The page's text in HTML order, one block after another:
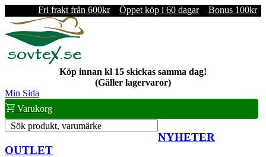
Fri frakt från 600kr Öppet köp i 60 dagar Bonus 100kr
Köp innan kl 15 skickas samma dag!
(Gäller lagervaror)
Min Sida
Varukorg
Sök produkt, varumärke
NYHETER
OUTLET